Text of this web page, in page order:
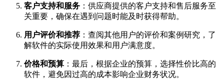
客户支持和服务 ：供应商提供的客户支持和售后服务至
关重要，确保在遇到问题时能及时获得帮助。
用户评价和推荐 ：查阅其他用户的评价和案例研究，了
解软件的实际使用效果和用户满意度。
价格和预算 ：最后，根据企业的预算，选择性价比高的
软件，避免因过高的成本影响企业财务状况。